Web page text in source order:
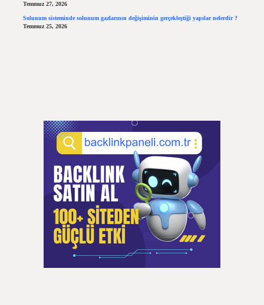
Temmuz 27, 2026
Solunum sisteminde solunum gazlarının değişiminin gerçekleştiği yapılar nelerdir ?
Temmuz 25, 2026